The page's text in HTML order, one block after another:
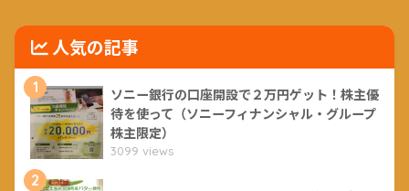
人気の記事
1
ソニー銀行の口座開設で２万円ゲット！株主優
待を使って（ソニーフィナンシャル・グループ
株主限定）
3099 views
2